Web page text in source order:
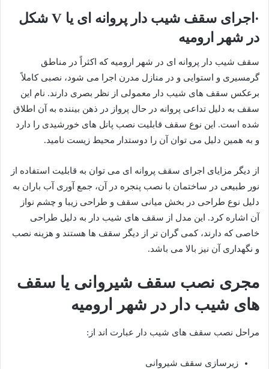
·اجرای سقف شیب دار پروانه ای یا V شکل
در شهر ارومیه
سقف شیب دار پروانه ای در شهر ارومیه که اکثراً در مناطق
گرمسیری و استوایی و در منازل مدرن اجرا می شود، نصبی کاملاً
برعکس سقف های شیب دار معمولی از نظر بصری دارند. نام این
سقف به دلیل تداعی پروانه در حال پرواز در ذهن بیننده به آن اطلاق
شده است. این نوع سقف قابلیت نصب پانل های خورشیدی را دارد
و به همین دلیل می توان آن را دوستدار محیط زیست نامید.
از دیگر مزایای اجرای سقف پروانه ای می توان به قابلیت استفاده از
نور طبیعی در ساختمان با نصب پنجره در آن، جمع آوری آب باران به
دلیل نوع طراحی در بخش میانی سقف و طراحی زیبا و چشم نواز
آن اشاره کرد. این مدل از سقف های شیب دار به دلیل طراحی
خاصی که دارند، کمی گران تر از دیگر سقف ها هستند و هزینه نصب
و نگهداری آن نیز بالا می باشد.
مجری نصب سقف شیروانی یا سقف
های شیب دار در شهر ارومیه
مراحل نصب سقف های شیب دار عبارت اند از:
زیرسازی سقف شیروانی